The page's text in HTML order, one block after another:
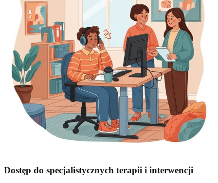
Dostęp do specjalistycznych terapii i interwencji